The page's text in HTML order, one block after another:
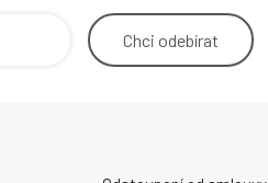
Chci odebírat